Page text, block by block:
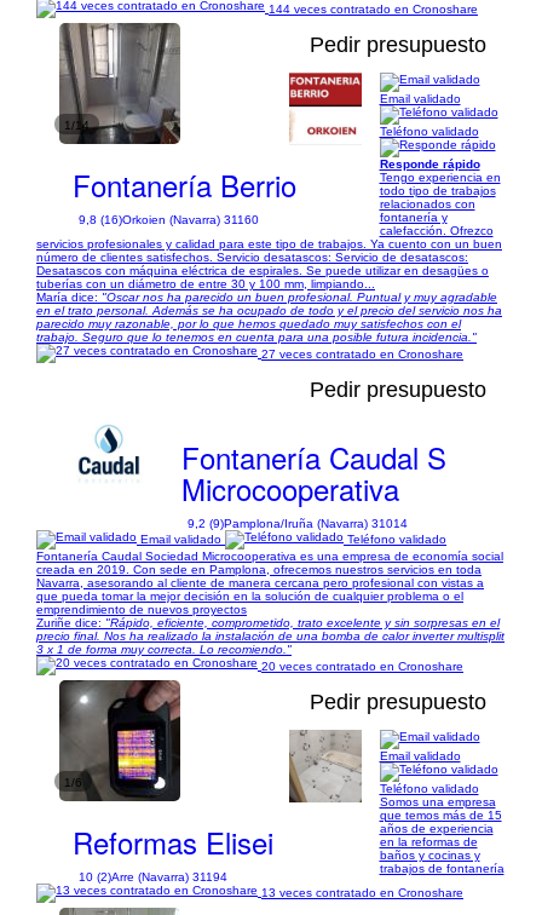
144 veces contratado en Cronoshare
1/14
Pedir presupuesto
Fontanería Berrio
9,8 (16)Orkoien (Navarra) 31160
Email validado
Teléfono validado
Responde rápido
Tengo experiencia en
todo tipo de trabajos
relacionados con
fontanería y
calefacción. Ofrezco
servicios profesionales y calidad para este tipo de trabajos. Ya cuento con un buen
número de clientes satisfechos. Servicio desatascos: Servicio de desatascos:
Desatascos con máquina eléctrica de espirales. Se puede utilizar en desagües o
tuberías con un diámetro de entre 30 y 100 mm, limpiando...
María dice: "Oscar nos ha parecido un buen profesional. Puntual y muy agradable
en el trato personal. Además se ha ocupado de todo y el precio del servicio nos ha
parecido muy razonable, por lo que hemos quedado muy satisfechos con el
trabajo. Seguro que lo tenemos en cuenta para una posible futura incidencia."
27 veces contratado en Cronoshare
Pedir presupuesto
Fontanería Caudal S
Microcooperativa
9,2 (9)Pamplona/Iruña (Navarra) 31014
Email validado
Teléfono validado
Fontanería Caudal Sociedad Microcooperativa es una empresa de economía social
creada en 2019. Con sede en Pamplona, ofrecemos nuestros servicios en toda
Navarra, asesorando al cliente de manera cercana pero profesional con vistas a
que pueda tomar la mejor decisión en la solución de cualquier problema o el
emprendimiento de nuevos proyectos
Zuriñe dice: "Rápido, eficiente, comprometido, trato excelente y sin sorpresas en el
precio final. Nos ha realizado la instalación de una bomba de calor inverter multisplit
3 x 1 de forma muy correcta. Lo recomiendo."
20 veces contratado en Cronoshare
1/6
Pedir presupuesto
Reformas Elisei
10 (2)Arre (Navarra) 31194
Email validado
Teléfono validado
Somos una empresa
que temos más de 15
años de experiencia
en la reformas de
baños y cocinas y
trabajos de fontanería
13 veces contratado en Cronoshare